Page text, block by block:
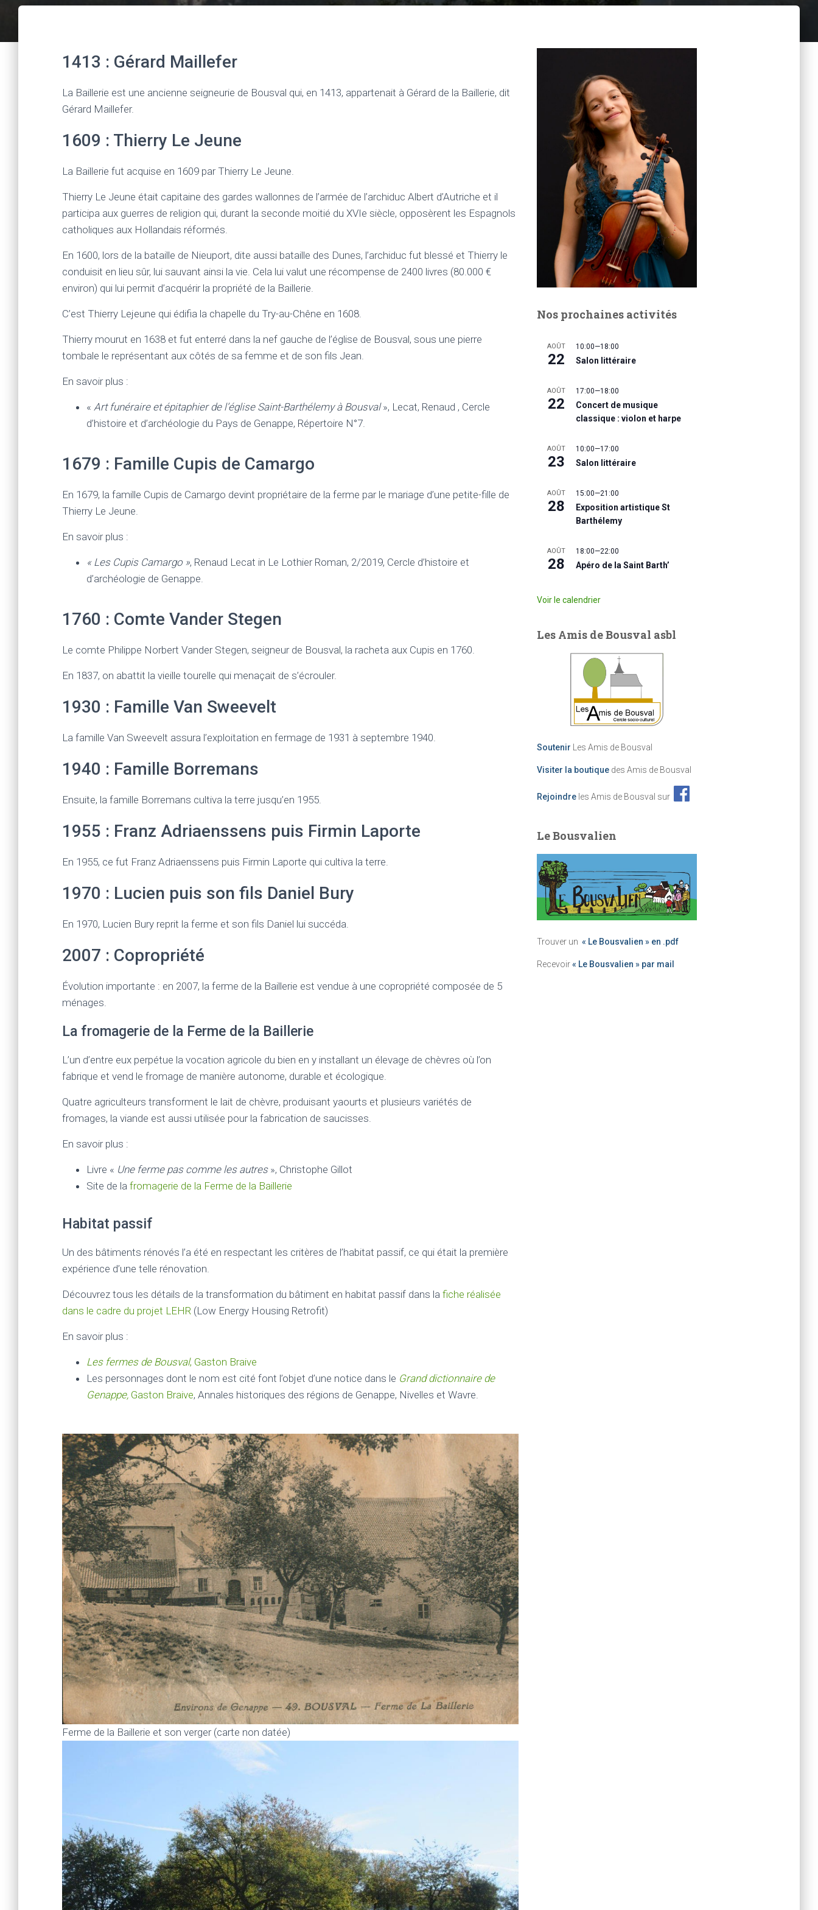
1413 : Gérard Maillefer
La Baillerie est une ancienne seigneurie de Bousval qui, en 1413, appartenait à Gérard de la Baillerie, dit
Gérard Maillefer.
1609 : Thierry Le Jeune
La Baillerie fut acquise en 1609 par Thierry Le Jeune.
Thierry Le Jeune était capitaine des gardes wallonnes de l’armée de l’archiduc Albert d’Autriche et il
participa aux guerres de religion qui, durant la seconde moitié du XVIe siècle, opposèrent les Espagnols
catholiques aux Hollandais réformés.
En 1600, lors de la bataille de Nieuport, dite aussi bataille des Dunes, l’archiduc fut blessé et Thierry le
conduisit en lieu sûr, lui sauvant ainsi la vie. Cela lui valut une récompense de 2400 livres (80.000 €
environ) qui lui permit d’acquérir la propriété de la Baillerie.
C’est Thierry Lejeune qui édifia la chapelle du Try-au-Chêne en 1608.
Thierry mourut en 1638 et fut enterré dans la nef gauche de l’église de Bousval, sous une pierre
tombale le représentant aux côtés de sa femme et de son fils Jean.
En savoir plus :
« Art funéraire et épitaphier de l’église Saint-Barthélemy à Bousval», Lecat, Renaud , Cercle
d’histoire et d’archéologie du Pays de Genappe, Répertoire N°7.
1679 : Famille Cupis de Camargo
En 1679, la famille Cupis de Camargo devint propriétaire de la ferme par le mariage d’une petite-fille de
Thierry Le Jeune.
En savoir plus :
« Les Cupis Camargo », Renaud Lecat in Le Lothier Roman, 2/2019, Cercle d’histoire et
d’archéologie de Genappe.
1760 : Comte Vander Stegen
Le comte Philippe Norbert Vander Stegen, seigneur de Bousval, la racheta aux Cupis en 1760.
En 1837, on abattit la vieille tourelle qui menaçait de s’écrouler.
1930 : Famille Van Sweevelt
La famille Van Sweevelt assura l’exploitation en fermage de 1931 à septembre 1940.
1940 : Famille Borremans
Ensuite, la famille Borremans cultiva la terre jusqu’en 1955.
1955 : Franz Adriaenssens puis Firmin Laporte
En 1955, ce fut Franz Adriaenssens puis Firmin Laporte qui cultiva la terre.
1970 : Lucien puis son fils Daniel Bury
En 1970, Lucien Bury reprit la ferme et son fils Daniel lui succéda.
2007 : Copropriété
Évolution importante : en 2007, la ferme de la Baillerie est vendue à une copropriété composée de 5
ménages.
La fromagerie de la Ferme de la Baillerie
L’un d’entre eux perpétue la vocation agricole du bien en y installant un élevage de chèvres où l’on
fabrique et vend le fromage de manière autonome, durable et écologique.
Quatre agriculteurs transforment le lait de chèvre, produisant yaourts et plusieurs variétés de
fromages, la viande est aussi utilisée pour la fabrication de saucisses.
En savoir plus :
Livre « Une ferme pas comme les autres», Christophe Gillot
Site de la fromagerie de la Ferme de la Baillerie
Habitat passif
Un des bâtiments rénovés l’a été en respectant les critères de l’habitat passif, ce qui était la première
expérience d’une telle rénovation.
Découvrez tous les détails de la transformation du bâtiment en habitat passif dans la fiche réalisée
dans le cadre du projet LEHR (Low Energy Housing Retrofit)
En savoir plus :
Les fermes de Bousval, Gaston Braive
Les personnages dont le nom est cité font l’objet d’une notice dans le Grand dictionnaire de
Genappe, Gaston Braive, Annales historiques des régions de Genappe, Nivelles et Wavre.
Ferme de la Baillerie et son verger (carte non datée)
Nos prochaines activités
AOÛT
22
10:00—18:00
Salon littéraire
AOÛT
22
17:00—18:00
Concert de musique
classique : violon et harpe
AOÛT
23
10:00—17:00
Salon littéraire
AOÛT
28
15:00—21:00
Exposition artistique St
Barthélemy
AOÛT
28
18:00—22:00
Apéro de la Saint Barth’
Voir le calendrier
Les Amis de Bousval asbl
Soutenir Les Amis de Bousval
Visiter la boutique des Amis de Bousval
Rejoindre les Amis de Bousval sur
Le Bousvalien
Trouver un « Le Bousvalien » en .pdf
Recevoir« Le Bousvalien » par mail